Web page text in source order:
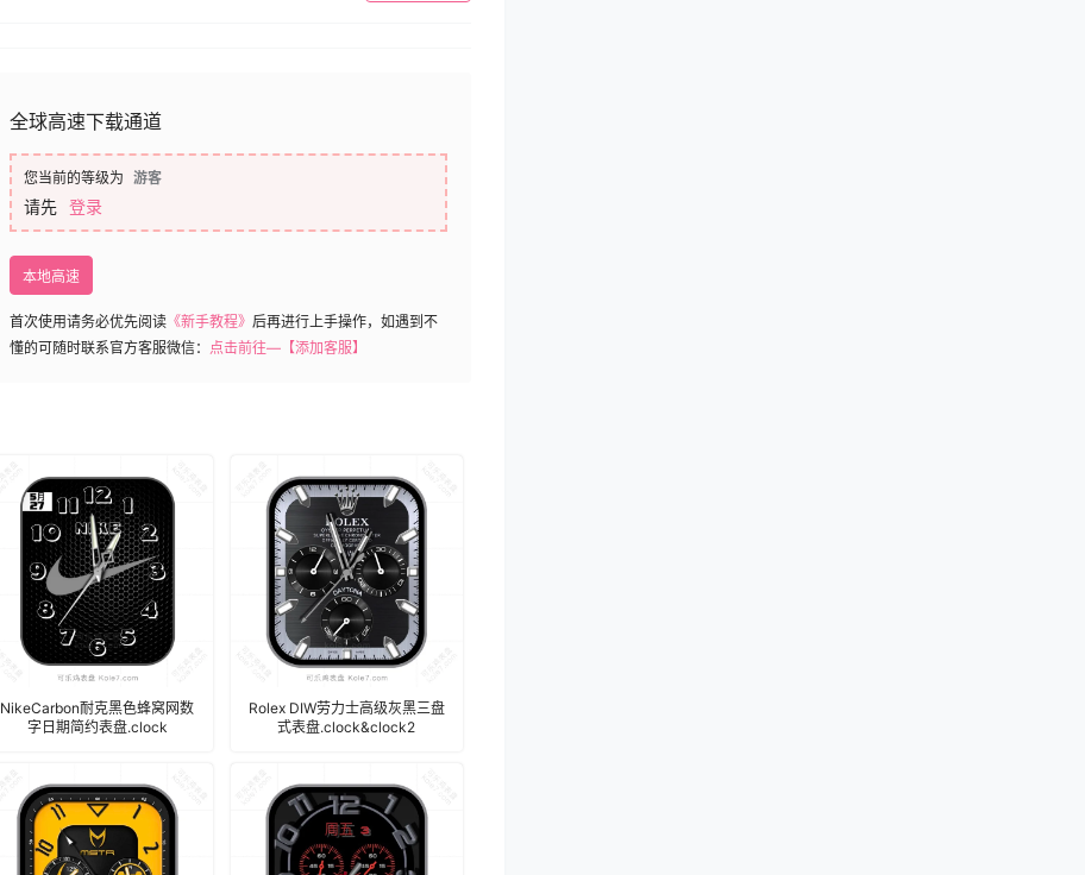
全球高速下载通道
您当前的等级为 游客
请先 登录
本地高速
首次使用请务必优先阅读 《新手教程》 后再进行上手操作，如遇到不
懂的可随时联系官方客服微信： 点击前往—【添加客服】
NikeCarbon耐克黑色蜂窝网数
字日期简约表盘.clock
Rolex DIW劳力士高级灰黑三盘
式表盘.clock&clock2